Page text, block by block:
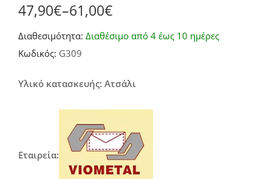
based on
customer
47,90€–61,00€
Price
range:
47,90€
through
61,00€
Διαθεσιμότητα: Διαθέσιμο από 4 έως 10 ημέρες
Κωδικός: G309
Υλικό κατασκευής: Ατσάλι
Εταιρεία: